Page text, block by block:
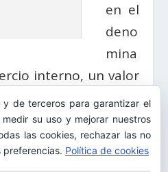
en el
deno
mina
interno, un valor
al control de
valor del fondo de
ahora sólo aflora
y de terceros para garantizar el
su uso y mejorar nuestros
las cookies, rechazar las no
preferencias. Política de cookies